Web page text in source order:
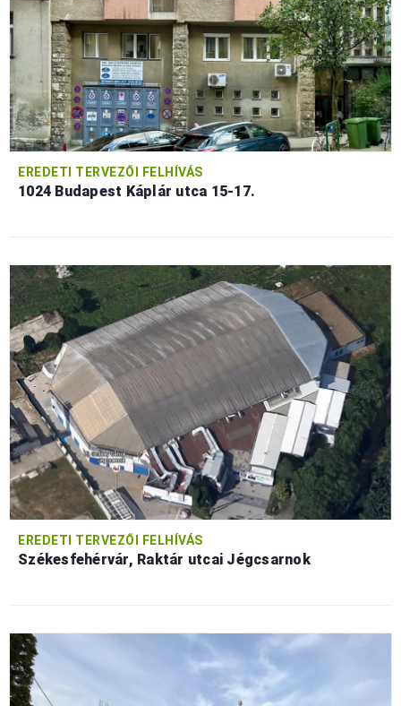
EREDETI TERVEZŐI FELHÍVÁS
1024 Budapest Káplár utca 15-17.
EREDETI TERVEZŐI FELHÍVÁS
Székesfehérvár, Raktár utcai Jégcsarnok